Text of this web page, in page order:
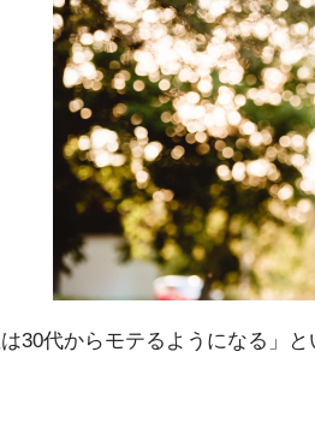
は30代からモテるようになる」